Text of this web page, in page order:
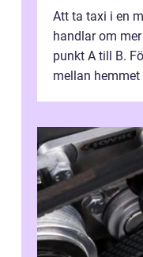
Att ta taxi i en
handlar om
punkt A till B.
mellan